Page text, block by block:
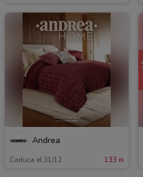
Andrea
Caduca el 31/12 133 m